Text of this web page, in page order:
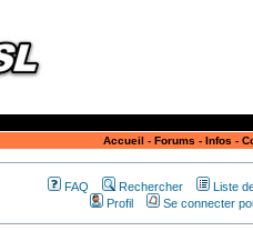
Accueil - Forums - Infos -
FAQ Rechercher
Liste
Profil
Se connecter